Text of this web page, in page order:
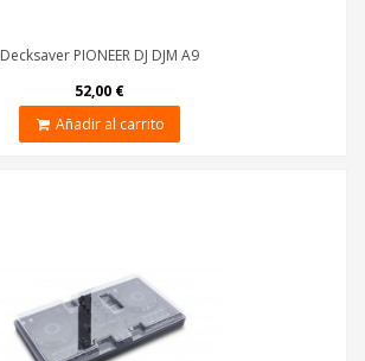
Decksaver PIONEER DJ DJM A9
52,00 €
Añadir al carrito